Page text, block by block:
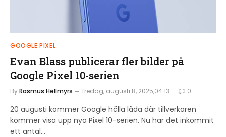
GOOGLE PIXEL
Evan Blass publicerar fler bilder på
Google Pixel 10-serien
ByRasmus Hellmyrs fredag, augusti 8, 2025,04:13 0
20 augusti kommer Google hålla låda där tillverkaren
kommer visa upp nya Pixel 10-serien. Nu har det inkommit
ett antal…